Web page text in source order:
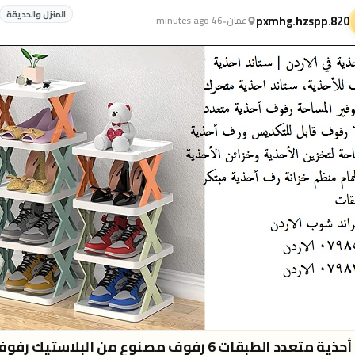
pxmhg.hzspp.820 عمان•
46 minutes ago المنزل والحديقة
رف أحذية متعدد الطبقات 6 رفوف مصنوع من البلاستيك